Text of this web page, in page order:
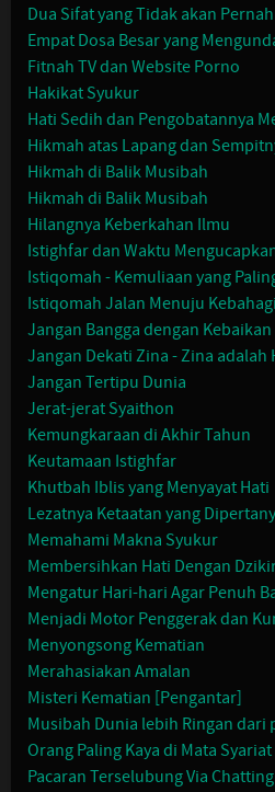
Dua Sifat yang Tidak akan
Empat Dosa Besar yang
Fitnah TV dan Website Porno
Hakikat Syukur
Hati Sedih dan Pengobatannya
Hikmah atas Lapang dan
Hikmah di Balik Musibah
Hikmah di Balik Musibah
Hilangnya Keberkahan Ilmu
Istighfar dan Waktu
Istiqomah - Kemuliaan yang
Istiqomah Jalan Menuju
Jangan Bangga dengan Kebaikan
Jangan Dekati Zina - Zina adalah
Jangan Tertipu Dunia
Jerat-jerat Syaithon
Kemungkaraan di Akhir Tahun
Keutamaan Istighfar
Khutbah Iblis yang Menyayat Hati
Lezatnya Ketaatan yang
Memahami Makna Syukur
Membersihkan Hati Dengan
Mengatur Hari-hari Agar Penuh
Menjadi Motor Penggerak dan
Menyongsong Kematian
Merahasiakan Amalan
Misteri Kematian [Pengantar]
Musibah Dunia lebih Ringan dari
Orang Paling Kaya di Mata Syariat
Pacaran Terselubung Via